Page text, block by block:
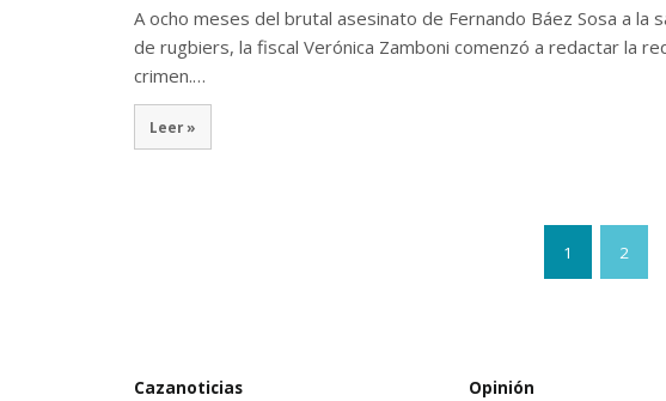
A ocho meses del brutal asesinato de Fernando Báez Sosa a la
de rugbiers, la fiscal Verónica Zamboni comenzó a redactar la
crimen.…
Leer »
1 2
Cazanoticias Opinión